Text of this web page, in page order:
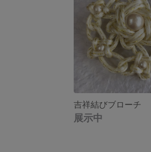
吉祥結びブローチ
展示中